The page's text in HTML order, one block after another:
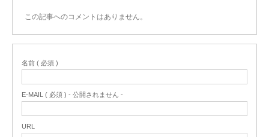
この記事へのコメントはありません。
名前 ( 必須 )
E-MAIL ( 必須 ) - 公開されません -
URL